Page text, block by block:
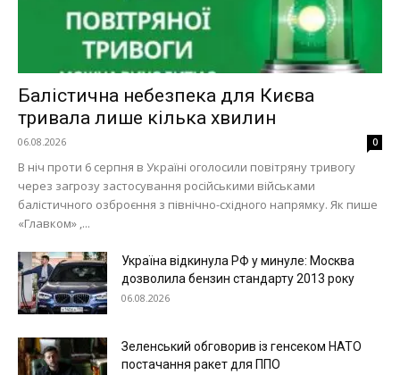
Меню
Київ
Україна
Політика
Балістична небезпека для Києва
тривала лише кілька хвилин
06.08.2026 0
В ніч проти 6 серпня в Україні оголосили повітряну тривогу
через загрозу застосування російськими військами
балістичного озброєння з північно-східного напрямку. Як пише
«Главком» ,...
Україна відкинула РФ у минуле: Москва
дозволила бензин стандарту 2013 року
06.08.2026
Зеленський обговорив із генсеком НАТО
постачання ракет для ППО